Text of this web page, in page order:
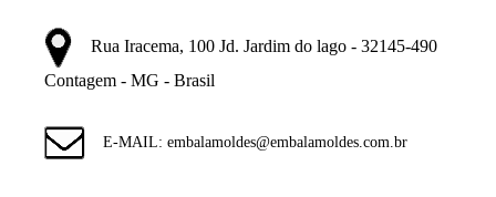
Rua Iracema, 100 Jd. Jardim do lago - 32145-490
Contagem - MG - Brasil
E-MAIL: embalamoldes@embalamoldes.com.br